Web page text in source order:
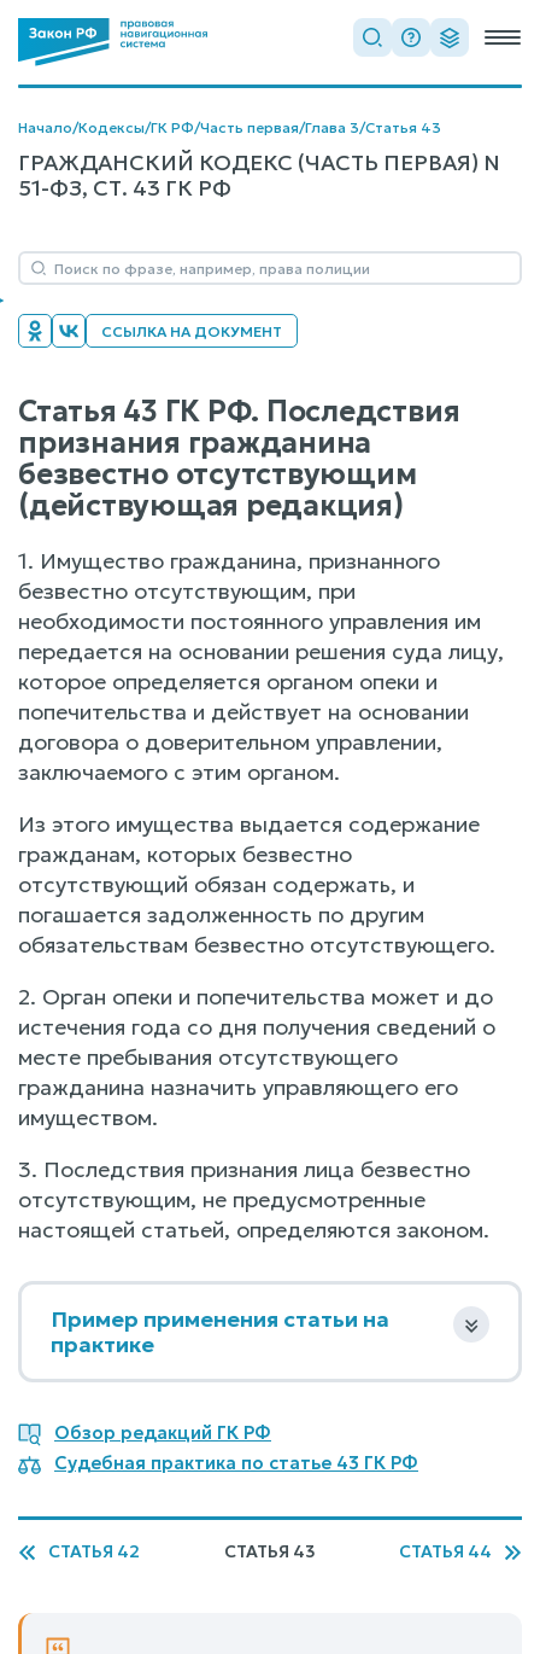
Начало/Кодексы/ГК РФ/Часть первая/Глава 3/Статья 43
ГРАЖДАНСКИЙ КОДЕКС (ЧАСТЬ ПЕРВАЯ) N
51-ФЗ, СТ. 43 ГК РФ
ССЫЛКА НА ДОКУМЕНТ
Статья 43 ГК РФ. Последствия
признания гражданина
безвестно отсутствующим
(действующая редакция)
1. Имущество гражданина, признанного
безвестно отсутствующим, при
необходимости постоянного управления им
передается на основании решения суда лицу,
которое определяется органом опеки и
попечительства и действует на основании
договора о доверительном управлении,
заключаемого с этим органом.
Из этого имущества выдается содержание
гражданам, которых безвестно
отсутствующий обязан содержать, и
погашается задолженность по другим
обязательствам безвестно отсутствующего.
2. Орган опеки и попечительства может и до
истечения года со дня получения сведений о
месте пребывания отсутствующего
гражданина назначить управляющего его
имуществом.
3. Последствия признания лица безвестно
отсутствующим, не предусмотренные
настоящей статьей, определяются законом.
Пример применения статьи на
практике
Обзор редакций ГК РФ
Судебная практика по статье 43 ГК РФ
СТАТЬЯ 42 СТАТЬЯ 43 СТАТЬЯ 44